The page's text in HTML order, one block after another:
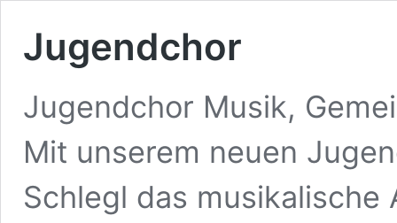
Jugendchor
Jugendchor Musik,
Mit unserem neuen
Schlegl das